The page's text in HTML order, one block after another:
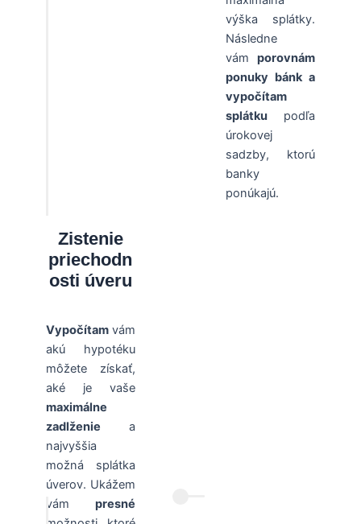
výška splátky.
Následne
vámporovnám
ponuky bánk a
vypočítam
splátkupodľa
úrokovej
sadzby, ktorú
banky
ponúkajú.
Zistenie
priechodn
osti úveru
Vypočítamvám
akú hypotéku
môžete získať,
aké je vaše
maximálne
zadlženie a
najvyššia
možná splátka
úverov. Ukážem
vám presné